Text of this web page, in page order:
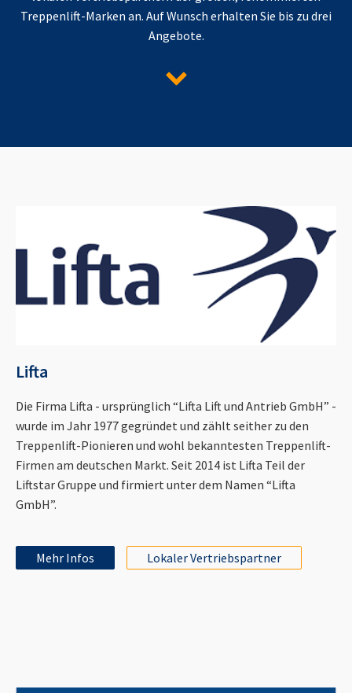
Treppenlift-Marken an. Auf Wunsch erhalten Sie bis zu drei
Angebote.
Lifta
Die Firma Lifta - ursprünglich “Lifta Lift und Antrieb GmbH” -
wurde im Jahr 1977 gegründet und zählt seither zu den
Treppenlift-Pionieren und wohl bekanntesten Treppenlift-
Firmen am deutschen Markt. Seit 2014 ist Lifta Teil der
Liftstar Gruppe und firmiert unter dem Namen “Lifta
GmbH”.
Mehr Infos Lokaler Vertriebspartner